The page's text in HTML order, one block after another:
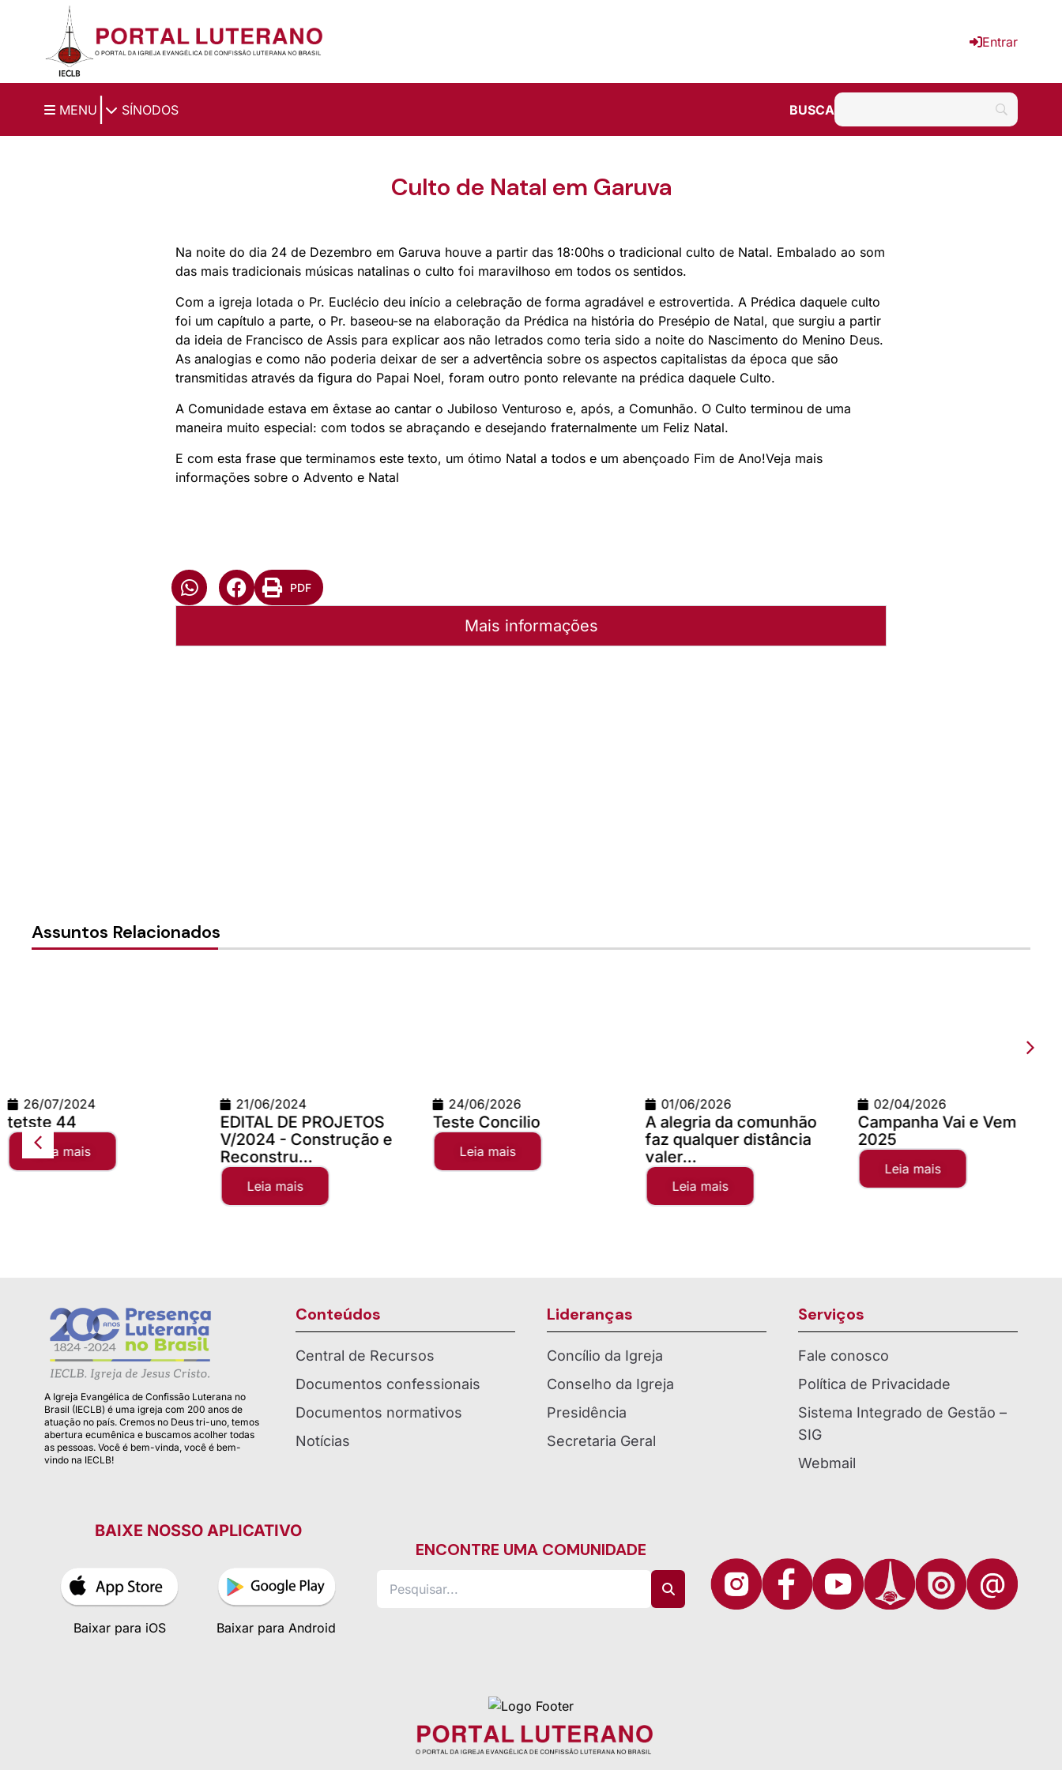
Ir para o conteúdo principal
Entrar
MENU SÍNODOS BUSCA
Culto de Natal em Garuva
Na noite do dia 24 de Dezembro em Garuva houve a partir das 18:00hs o tradicional culto de Natal. Embalado ao som
das mais tradicionais músicas natalinas o culto foi maravilhoso em todos os sentidos.
Com a igreja lotada o Pr. Euclécio deu início a celebração de forma agradável e estrovertida. A Prédica daquele culto
foi um capítulo a parte, o Pr. baseou-se na elaboração da Prédica na história do Presépio de Natal, que surgiu a partir
da ideia de Francisco de Assis para explicar aos não letrados como teria sido a noite do Nascimento do Menino Deus.
As analogias e como não poderia deixar de ser a advertência sobre os aspectos capitalistas da época que são
transmitidas através da figura do Papai Noel, foram outro ponto relevante na prédica daquele Culto.
A Comunidade estava em êxtase ao cantar o Jubiloso Venturoso e, após, a Comunhão. O Culto terminou de uma
maneira muito especial: com todos se abraçando e desejando fraternalmente um Feliz Natal.
E com esta frase que terminamos este texto, um ótimo Natal a todos e um abençoado Fim de Ano!Veja mais
informações sobre o Advento e Natal
PDF
Mais informações
Assuntos Relacionados
21/06/2024
EDITAL DE PROJETOS
V/2024 - Construção e
Reconstru...
24/06/2026
Teste Concilio
Leia mais
01/06/2026
A alegria da comunhão
faz qualquer distância
valer...
02/04/2026
Campanha Vai e Vem
2025
Leia mais
09/03/2026
Teste com imagem 1200
x 900
Leia mais
A Igreja Evangélica de Confissão Luterana no
Brasil (IECLB) é uma igreja com 200 anos de
atuação no país. Cremos no Deus tri-uno, temos
abertura ecumênica e buscamos acolher todas
as pessoas. Você é bem-vinda, você é bem-
vindo na IECLB!
Conteúdos
Central de Recursos
Documentos confessionais
Documentos normativos
Notícias
Lideranças
Concílio da Igreja
Conselho da Igreja
Presidência
Secretaria Geral
Serviços
Fale conosco
Política de Privacidade
Sistema Integrado de Gestão –
SIG
Webmail
BAIXE NOSSO APLICATIVO
Baixar para iOS Baixar para Android
ENCONTRE UMA COMUNIDADE